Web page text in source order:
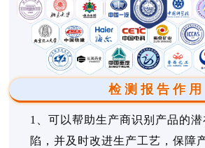
检测报告作用
1、可以帮助生产商识别产品的
陷，并及时改进生产工艺，保障